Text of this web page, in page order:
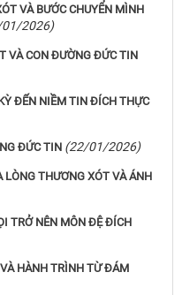
VÀ BƯỚC CHUYỂN MÌNH
2026)
VÀ CON ĐƯỜNG ĐỨC TIN
ĐẾN NIỀM TIN ĐÍCH THỰC
ĐỨC TIN (22/01/2026)
THƯƠNG XÓT VÀ ÁNH
TRỞ NÊN MÔN ĐỆ ĐÍCH
HÀNH TRÌNH TỪ ĐÁM